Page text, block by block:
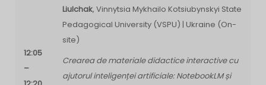
12:05
–
Liulchak, Vinnytsia Mykhailo Kotsiubynskyi State
Pedagogical University (VSPU) | Ukraine (On-
site)
Crearea de materiale didactice interactive cu
ajutorul inteligenței artificiale: NotebookLM și